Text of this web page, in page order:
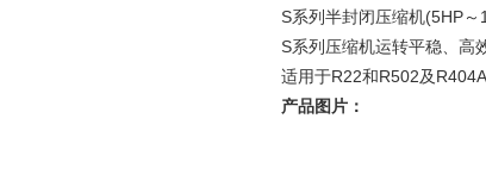
S系列半封闭压缩机(5HP～
S系列压缩机运转平稳、高
适用于R22和R502及R404A
产品图片：